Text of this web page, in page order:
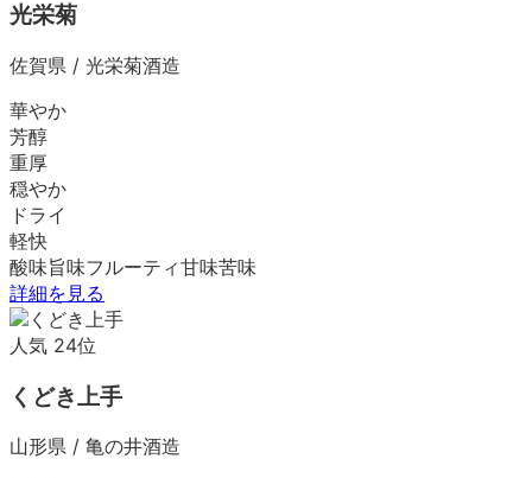
光栄菊
佐賀県 / 光栄菊酒造
華やか
芳醇
重厚
穏やか
ドライ
軽快
酸味旨味フルーティ甘味苦味
詳細を見る
人気 24位
くどき上手
山形県 / 亀の井酒造